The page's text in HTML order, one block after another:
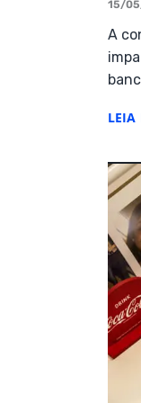
15/
A
LEIA